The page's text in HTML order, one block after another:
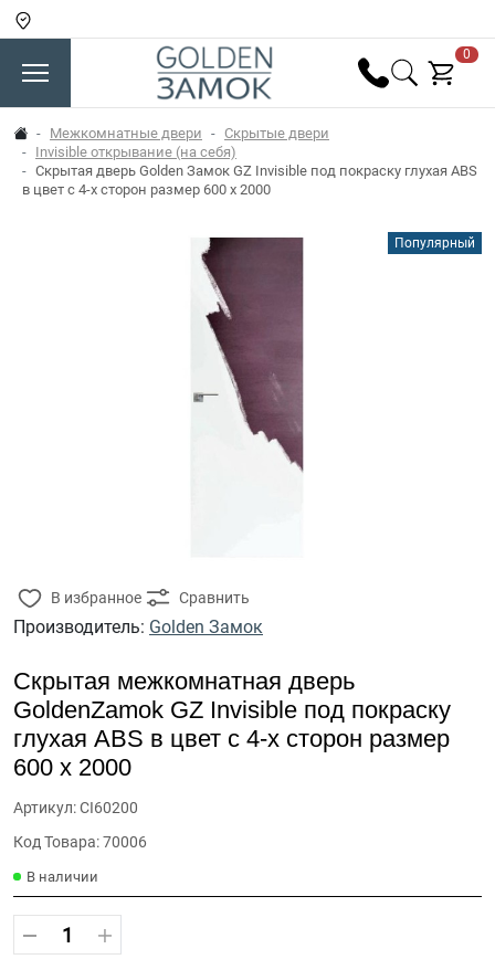
0
Межкомнатные двери
Скрытые двери
Invisible открывание (на себя)
Скрытая дверь Golden Замок GZ Invisible под покраску глухая ABS
в цвет с 4-х сторон размер 600 x 2000
Популярный
В избранное Сравнить
Производитель: Golden Замок
Скрытая межкомнатная дверь
GoldenZamok GZ Invisible под покраску
глухая ABS в цвет с 4-х сторон размер
600 x 2000
Артикул: CI60200
Код Товара: 70006
В наличии